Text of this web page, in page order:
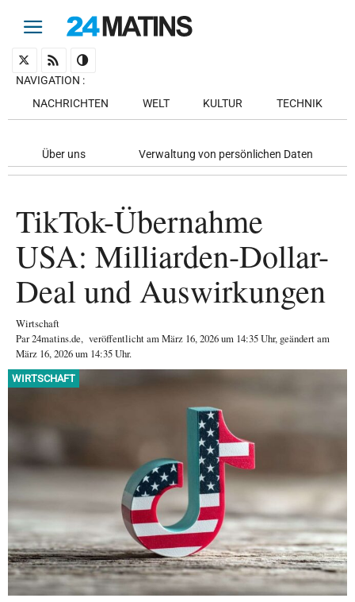
NAVIGATION :
NACHRICHTEN
WELT KULTUR TECHNIK
Über uns Verwaltung von persönlichen Daten
TikTok-Übernahme
USA: Milliarden-Dollar-
Deal und Auswirkungen
Wirtschaft
Par24matins.de, veröffentlicht amMärz 16, 2026um 14:35 Uhr, geändert am
März 16, 2026 um 14:35 Uhr.
WIRTSCHAFT